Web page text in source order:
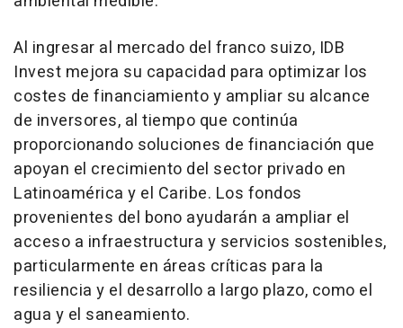
Al ingresar al mercado del franco suizo, IDB
Invest mejora su capacidad para optimizar los
costes de financiamiento y ampliar su alcance
de inversores, al tiempo que continúa
proporcionando soluciones de financiación que
apoyan el crecimiento del sector privado en
Latinoamérica y el Caribe. Los fondos
provenientes del bono ayudarán a ampliar el
acceso a infraestructura y servicios sostenibles,
particularmente en áreas críticas para la
resiliencia y el desarrollo a largo plazo, como el
agua y el saneamiento.